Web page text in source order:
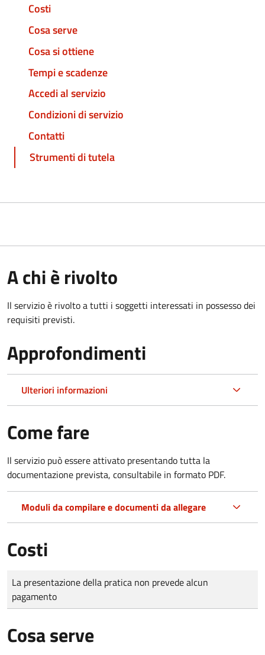
Costi
Cosa serve
Cosa si ottiene
Tempi e scadenze
Accedi al servizio
Condizioni di servizio
Contatti
Strumenti di tutela
A chi è rivolto
Il servizio è rivolto a tutti i soggetti interessati in possesso dei
requisiti previsti.
Approfondimenti
Ulteriori informazioni
Come fare
Il servizio può essere attivato presentando tutta la
documentazione prevista, consultabile in formato PDF.
Moduli da compilare e documenti da allegare
Costi
Tipo di pagamento
Importo
La presentazione della pratica non prevede alcun
pagamento
Cosa serve